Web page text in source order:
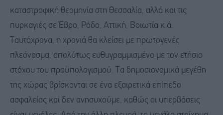
καταστροφική θεομηνία στη Θεσσαλία, αλλά και τις
πυρκαγιές σε Έβρο, Ρόδο, Αττική, Βοιωτία κ.ά.
Ταυτόχρονα, η χρονιά θα κλείσει με πρωτογενές
πλεόνασμα, απολύτως ευθυγραμμισμένο με τον ετήσιο
στόχου του προϋπολογισμού. Τα δημοσιονομικά μεγέθη
της χώρας βρίσκονται σε ένα εξαιρετικά επίπεδο
ασφαλείας και δεν ανησυχούμε, καθώς οι υπερβάσεις